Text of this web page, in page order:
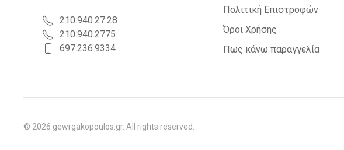
210.940.27.28
210.940.2775
697.236.9334
Πολιτική Επιστροφών
Όροι Χρήσης
Πως κάνω παραγγελία
© 2026 gewrgakopoulos.gr. All rights reserved.